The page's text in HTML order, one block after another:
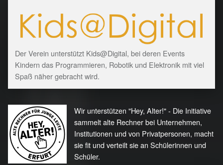
Der Verein unterstützt Kids@Digital, bei deren Events
Kindern das Programmieren, Robotik und Elektronik mit viel
Spaß näher gebracht wird.
Wir unterstützen "Hey, Alter!" - Die Initiative
sammelt alte Rechner bei Unternehmen,
Institutionen und von Privatpersonen, macht
sie fit und verteilt sie an Schülerinnen und
Schüler.